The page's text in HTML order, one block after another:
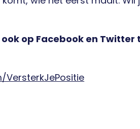
op Facebook en Twitter